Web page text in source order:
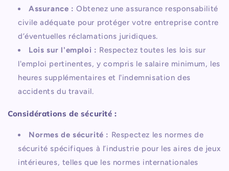
Assurance : Obtenez une assurance responsabilité
civile adéquate pour protéger votre entreprise contre
d’éventuelles réclamations juridiques.
Lois sur l'emploi : Respectez toutes les lois sur
l'emploi pertinentes, y compris le salaire minimum, les
heures supplémentaires et l'indemnisation des
accidents du travail.
Considérations de sécurité :
Normes de sécurité : Respectez les normes de
sécurité spécifiques à l’industrie pour les aires de jeux
intérieures, telles que les normes internationales